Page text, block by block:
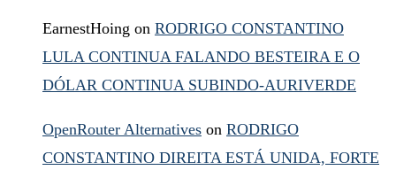
EarnestHoing on RODRIGO CONSTANTINO
LULA CONTINUA FALANDO BESTEIRA E O
DÓLAR CONTINUA SUBINDO-AURIVERDE
OpenRouter Alternatives on RODRIGO
CONSTANTINO DIREITA ESTÁ UNIDA, FORTE